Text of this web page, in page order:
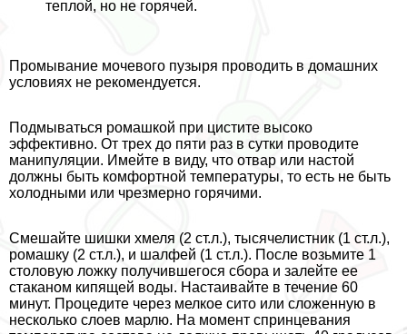
теплой, но не горячей.
Промывание мочевого пузыря проводить в домашних
условиях не рекомендуется.
Подмываться ромашкой при цистите высоко
эффективно. От трех до пяти раз в сутки проводите
манипуляции. Имейте в виду, что отвар или настой
должны быть комфортной температуры, то есть не быть
холодными или чрезмерно горячими.
Смешайте шишки хмеля (2 ст.л.), тысячелистник (1 ст.л.),
ромашку (2 ст.л.), и шалфей (1 ст.л.). После возьмите 1
столовую ложку получившегося сбора и залейте ее
стаканом кипящей воды. Настаивайте в течение 60
минут. Процедите через мелкое сито или сложенную в
несколько слоев марлю. На момент спринцевания